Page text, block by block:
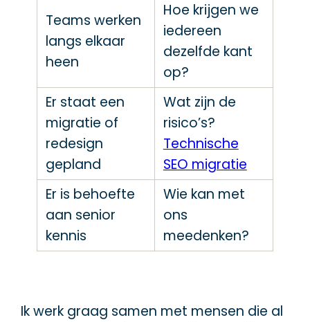
Teams werken
langs elkaar
heen
Hoe krijgen we
iedereen
dezelfde kant
op?
Er staat een
migratie of
redesign
gepland
Wat zijn de
risico’s?
Technische
SEO migratie
Er is behoefte
aan senior
kennis
Wie kan met
ons
meedenken?
Ik werk graag samen met mensen die al